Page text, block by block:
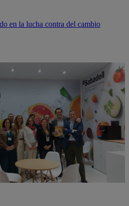
en la lucha contra del cambio